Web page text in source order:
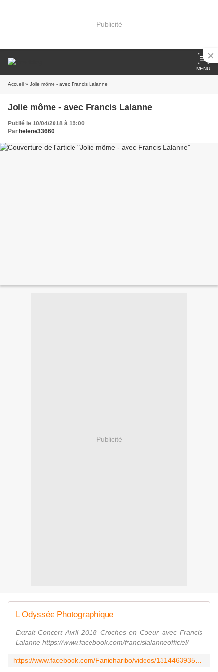
Publicité
MENU
Accueil » Jolie môme - avec Francis Lalanne
Jolie môme - avec Francis Lalanne
Publié le 10/04/2018 à 16:00
Par helene33660
Publicité
L Odyssée Photographique
Extrait Concert Avril 2018 Croches en Coeur avec Francis
Lalanne https://www.facebook.com/francislalanneofficiel/